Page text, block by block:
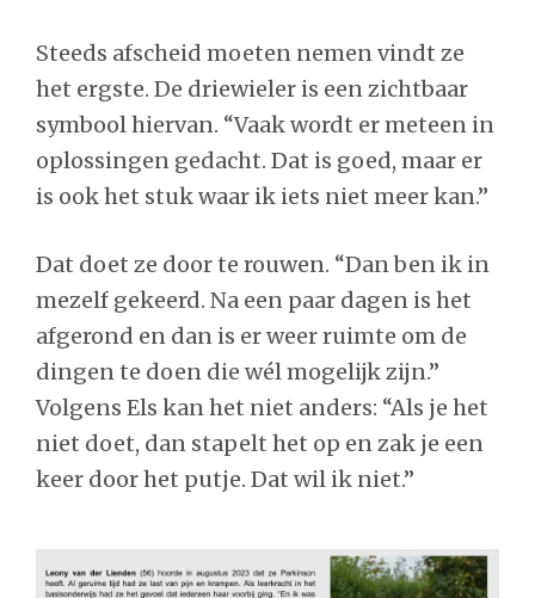
Steeds afscheid moeten nemen vindt ze
het ergste. De driewieler is een zichtbaar
symbool hiervan. “Vaak wordt er meteen in
oplossingen gedacht. Dat is goed, maar er
is ook het stuk waar ik iets niet meer kan.”
Dat doet ze door te rouwen. “Dan ben ik in
mezelf gekeerd. Na een paar dagen is het
afgerond en dan is er weer ruimte om de
dingen te doen die wél mogelijk zijn.”
Volgens Els kan het niet anders: “Als je het
niet doet, dan stapelt het op en zak je een
keer door het putje. Dat wil ik niet.”